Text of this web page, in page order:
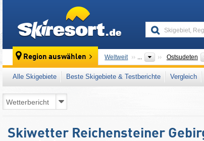
Region auswählen Weltweit ... Ostsudeten
Alle Skigebiete Beste Skigebiete & Testberichte Vergleich
Skiwetter Reichensteiner